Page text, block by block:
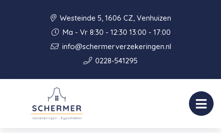
Westeinde 5, 1606 CZ, Venhuizen
Ma - Vr 8:30 - 12:30 13:00 - 17:00
info@schermerverzekeringen.nl
0228-541295